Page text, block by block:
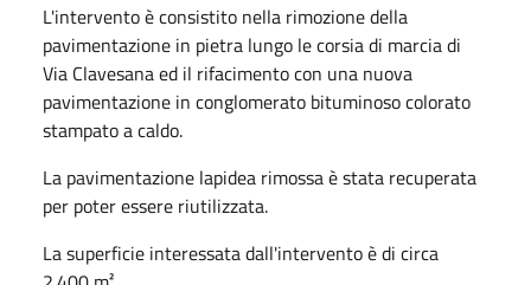
L'intervento è consistito nella rimozione della
pavimentazione in pietra lungo le corsia di marcia di
Via Clavesana ed il rifacimento con una nuova
pavimentazione in conglomerato bituminoso colorato
stampato a caldo.
La pavimentazione lapidea rimossa è stata recuperata
per poter essere riutilizzata.
La superficie interessata dall'intervento è di circa